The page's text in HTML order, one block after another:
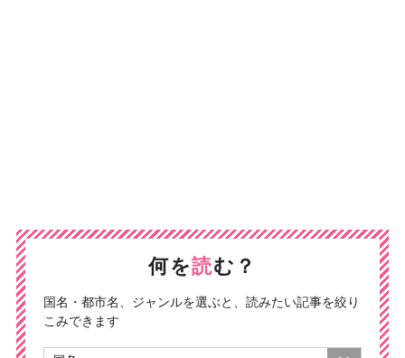
何を読む？
国名・都市名、ジャンルを選ぶと、読みたい記事を絞り
こみできます